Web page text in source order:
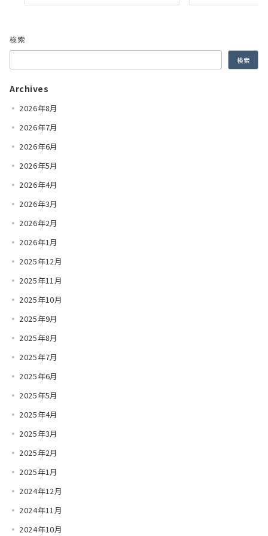
検索
検索
Archives
2026年8月
2026年7月
2026年6月
2026年5月
2026年4月
2026年3月
2026年2月
2026年1月
2025年12月
2025年11月
2025年10月
2025年9月
2025年8月
2025年7月
2025年6月
2025年5月
2025年4月
2025年3月
2025年2月
2025年1月
2024年12月
2024年11月
2024年10月